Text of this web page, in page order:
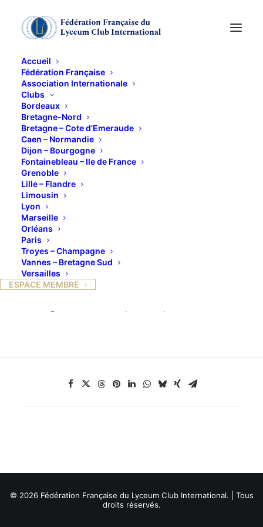
Accueil
Fédération Française
Association Internationale
Clubs
Bordeaux
Bretagne-Nord
Bretagne – Cote d’Emeraude
Caen – Normandie
Dijon – Bourgogne
Fontainebleau – Ile de France
Grenoble
Lille – Flandre
Limousin
Lyon
Marseille
Orléans
Paris
Troyes – Champagne
Vannes – Bretagne Sud
Versailles
ESPACE MEMBRE
Voyage à Bruxelles du
26 au 30 avril
Toutes les manifestations sont reportées en raison
de l’état d’urgence sanitaire
Du dimanche 26 avril au jeudi 30 avril Voyage à
Bruxelles
© 2026 Fédération Française du Lyceum Club International. | Tous
droits réservés.